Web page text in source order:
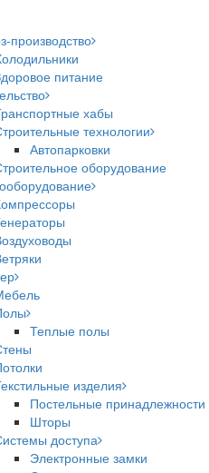
производство
питание
хабы
технологии
Автопарковки
оборудование
Теплые полы
изделия
Постельные принадлежности
Шторы
доступа
Электронные замки